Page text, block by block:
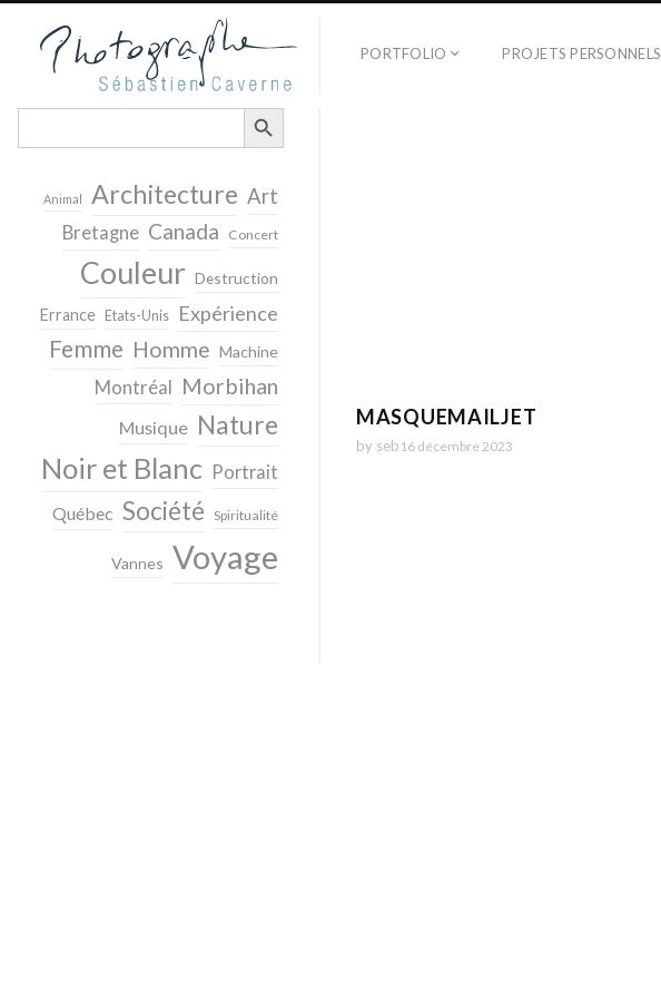
PORTFOLIO PROJETS PERSONNELS
MASQUEMAILJET
by seb 16 décembre 2023
Search
SEARCH BUTTON
Animal Architecture Art
Bretagne Canada Concert
Couleur Destruction
Errance
Etats-Unis Expérience
Femme Homme Machine
Montréal Morbihan
Musique Nature
Noir et Blanc Portrait
Québec Société Spiritualité
Vannes Voyage